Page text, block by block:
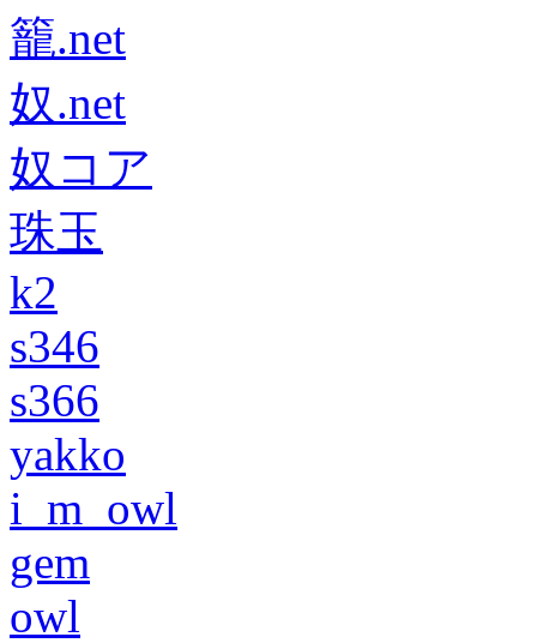
籠.net
奴.net
奴コア
珠玉
k2
s346
s366
yakko
i_m_owl
gem
owl